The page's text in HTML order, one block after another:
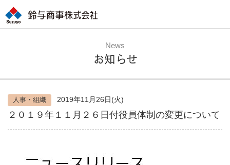
News
お知らせ
人事・組織 2019年11月26日(火)
２０１９年１１月２６日付役員体制の変更について